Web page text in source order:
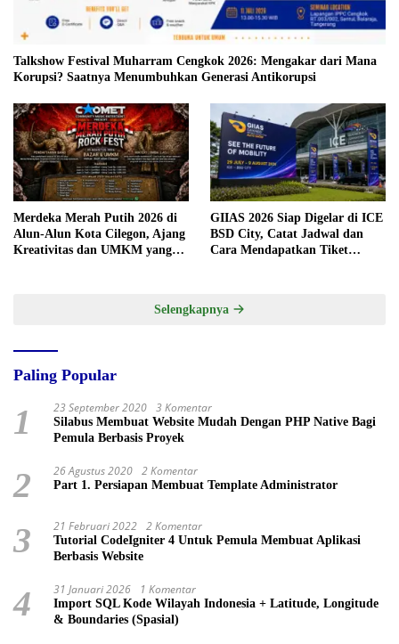
Talkshow Festival Muharram Cengkok 2026: Mengakar dari Mana
Korupsi? Saatnya Menumbuhkan Generasi Antikorupsi
Merdeka Merah Putih 2026 di
Alun-Alun Kota Cilegon, Ajang
Kreativitas dan UMKM yang
GIIAS 2026 Siap Digelar di ICE
BSD City, Catat Jadwal dan
Cara Mendapatkan Tiket
Selengkapnya
Paling Popular
1 23 September 2020 3 Komentar
Silabus Membuat Website Mudah Dengan PHP Native Bagi
Pemula Berbasis Proyek
2 26 Agustus 2020 2 Komentar
Part 1. Persiapan Membuat Template Administrator
3 21 Februari 2022 2 Komentar
Tutorial CodeIgniter 4 Untuk Pemula Membuat Aplikasi
Berbasis Website
4 31 Januari 2026 1 Komentar
Import SQL Kode Wilayah Indonesia + Latitude, Longitude
& Boundaries (Spasial)